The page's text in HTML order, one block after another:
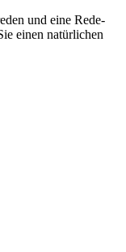
und eine Rede-
einen natürlichen